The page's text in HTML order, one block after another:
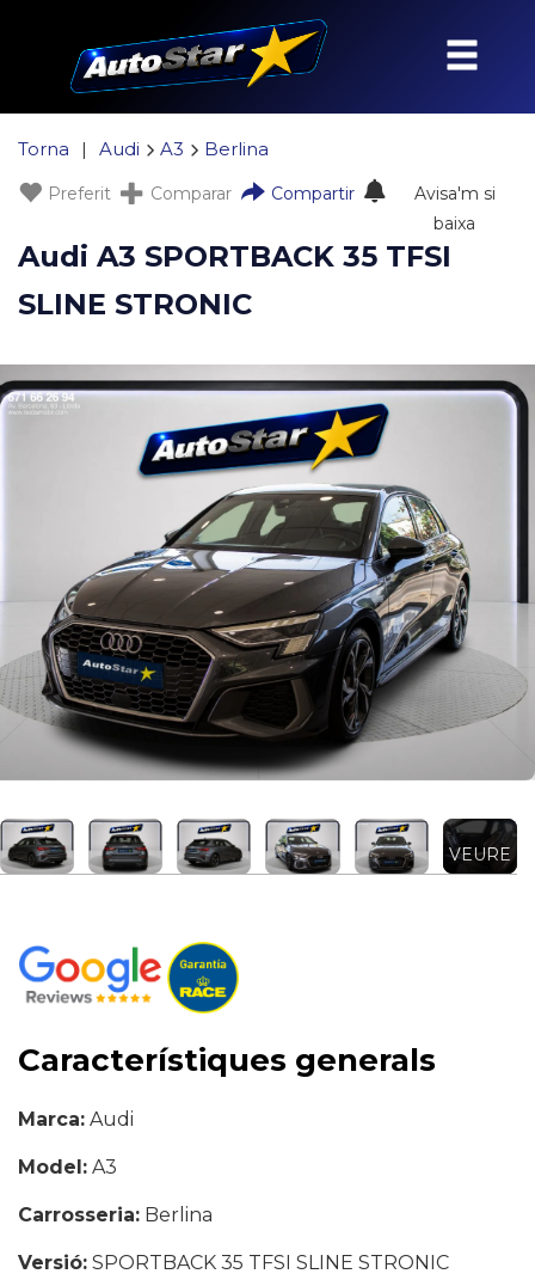
Torna | Audi A3 Berlina
Preferit Comparar Compartir
Avisa'm si
baixa
Audi A3 SPORTBACK 35 TFSI
SLINE STRONIC
VEURE
Característiques generals
Marca: Audi
Model: A3
Carrosseria: Berlina
Versió: SPORTBACK 35 TFSI SLINE STRONIC